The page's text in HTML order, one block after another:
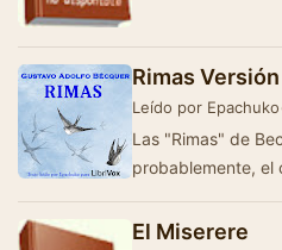
Rimas
Leído por Epachuko
Las "Rimas" de
probablemente, el
El Miserere